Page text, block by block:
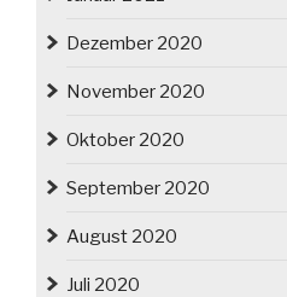
Dezember 2020
November 2020
Oktober 2020
September 2020
August 2020
Juli 2020